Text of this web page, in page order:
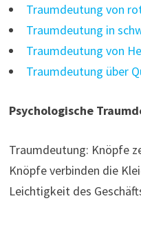
Traumdeutung von
Traumdeutung in
Traumdeutung von
Traumdeutung über
Psychologische
Traumdeutung: Knöpfe
Knöpfe verbinden die
Leichtigkeit des